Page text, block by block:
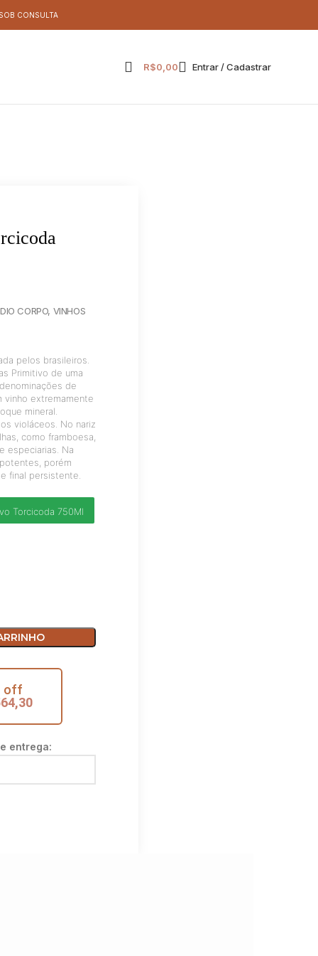
CONSULTA
R$0,00 Entrar / Cadastrar
CORPO, VINHOS
pelos brasileiros.
Primitivo de uma
de
vinho extremamente
mineral.
violáceos. No nariz
como framboesa,
especiarias. Na
porém
final persistente.
Torcicoda 750Ml
off
entrega: